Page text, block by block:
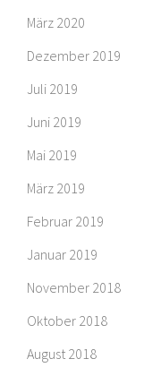
März 2020
Dezember 2019
Juli 2019
Juni 2019
Mai 2019
März 2019
Februar 2019
Januar 2019
November 2018
Oktober 2018
August 2018